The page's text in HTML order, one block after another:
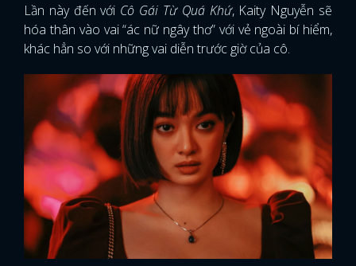
Lần này đến với Cô Gái Từ Quá Khứ, Kaity Nguyễn sẽ
hóa thân vào vai “ác nữ ngây thơ” với vẻ ngoài bí hiểm,
khác hẳn so với những vai diễn trước giờ của cô.